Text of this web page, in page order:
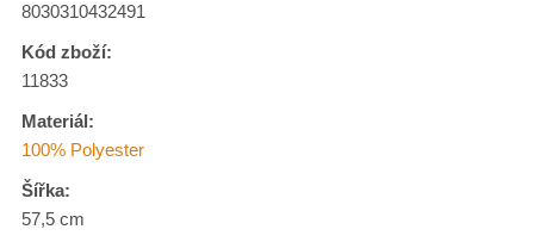
8030310432491
Kód zboží:
11833
Materiál:
100% Polyester
Šířka:
57,5 cm